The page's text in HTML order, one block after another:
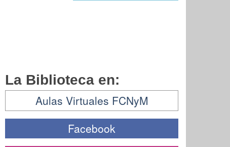
La Biblioteca en:
Aulas Virtuales FCNyM
Facebook